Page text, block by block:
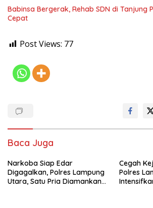
Babinsa Bergerak, Rehab SDN di Tanjung
Cepat
Post Views: 77
Baca Juga
Narkoba Siap Edar
Digagalkan, Polres Lampung
Utara, Satu Pria Diamankan
Cegah
Polres